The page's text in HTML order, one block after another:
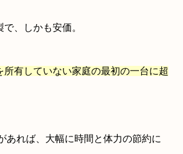
、しかも安価。
所有していない家庭の最初の一台に超
あれば、大幅に時間と体力の節約に